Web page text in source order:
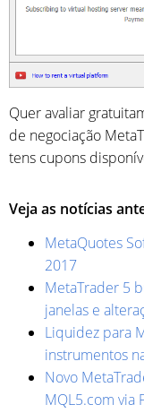
Quer avaliar
de negociação
tens cupons
Veja as notícias
MetaQuotes
2017
MetaTrader 5
janelas e
Liquidez para
instrumentos
Novo
MQL5.com via